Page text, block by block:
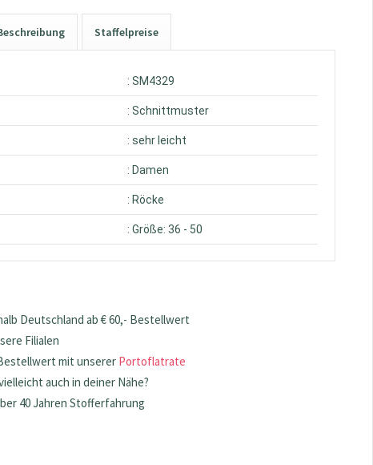
Staffelpreise
: SM4329
: Schnittmuster
: sehr leicht
: Damen
: Röcke
: Größe: 36 - 50
Deutschland ab € 60,- Bestellwert
Filialen
mit unserer Portoflatrate
auch in deiner Nähe?
40 Jahren Stofferfahrung